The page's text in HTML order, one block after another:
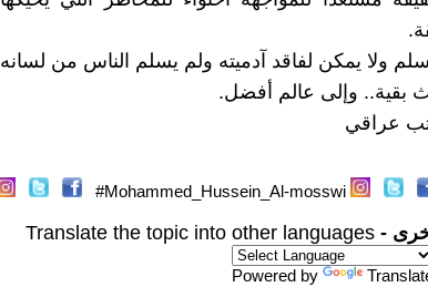
ولا يمكن لفاقد آدميته ولم يسلم الناس من لسانه
بقية.. وإلى عالم أفضل.
عراقي
Mohammed_Hussein_Al-mosswi#
-
Translate the topic into other languages
Powered by